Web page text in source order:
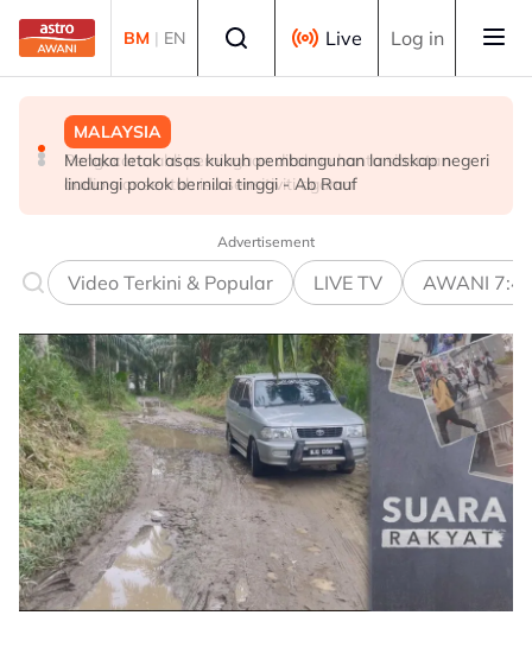
Skip to main content
BM | EN Live Log in
MALAYSIA
Melaka letak asas kukuh pembangunan landskap negeri
lindungi pokok bernilai tinggi - Ab Rauf
MALAYSIA
Berita tempatan pilihan sepanjang hari ini
MALAYSIA
Pengacara, ahli perniagaan ditahan bantu siasatan
audio siar sentuh isu sensitiviti agama
Advertisement
Video Terkini & Popular LIVE TV AWANI